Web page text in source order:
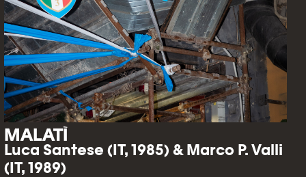
MALATÌ
Luca Santese (IT, 1985) & Marco P. Valli
(IT, 1989)